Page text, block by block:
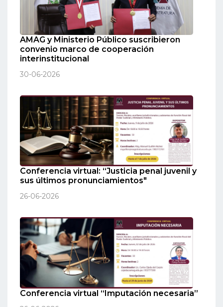
AMAG y Ministerio Público suscribieron
convenio marco de cooperación
interinstitucional
30-06-2026
Conferencia virtual: “Justicia penal juvenil y
sus últimos pronunciamientos"
26-06-2026
Conferencia virtual “Imputación necesaria”